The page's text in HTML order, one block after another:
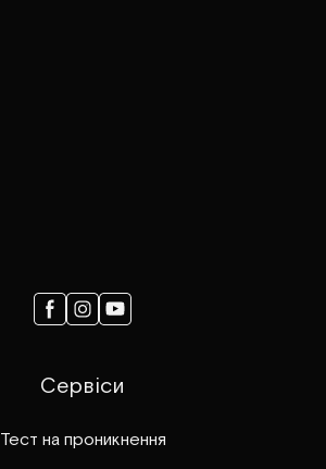
Сервіси
Тест на проникнення